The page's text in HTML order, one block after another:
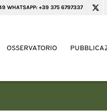
WHATSAPP: +39 375 6797337
OSSERVATORIO